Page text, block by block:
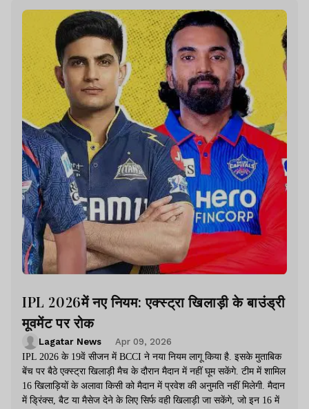
IPL 2026में नए नियम: एक्स्ट्रा खिलाड़ी के बाउंड्री
मूवमेंट पर रोक
Lagatar News
Apr 09, 2026
IPL 2026 के 19वें सीजन में BCCI ने नया नियम लागू किया है. इसके मुताबिक
बेंच पर बैठे एक्स्ट्रा खिलाड़ी मैच के दौरान मैदान में नहीं घूम सकेंगे. टीम में शामिल
16 खिलाड़ियों के अलावा किसी को मैदान में प्रवेश की अनुमति नहीं मिलेगी. मैदान
में ड्रिंक्स, बैट या मैसेज देने के लिए सिर्फ वही खिलाड़ी जा सकेंगे, जो इन 16 में